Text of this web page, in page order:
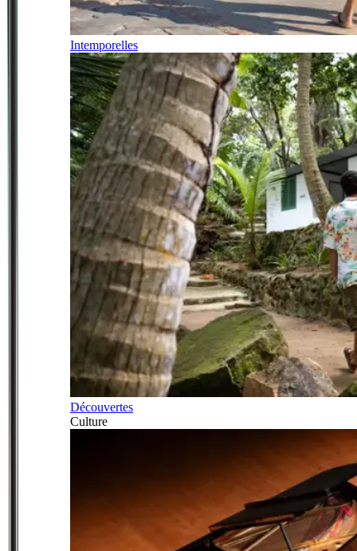
Intemporelles
Découvertes
Culture